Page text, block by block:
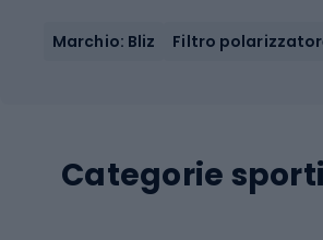
Marchio: Bliz Filtro
Categorie